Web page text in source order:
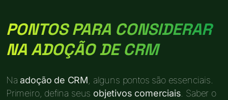
PONTOS PARA CONSIDERAR
NA ADOÇÃO DE CRM
Naadoção de CRM , alguns pontos são essenciais.
Primeiro, defina seus objetivos comerciais . Saber o